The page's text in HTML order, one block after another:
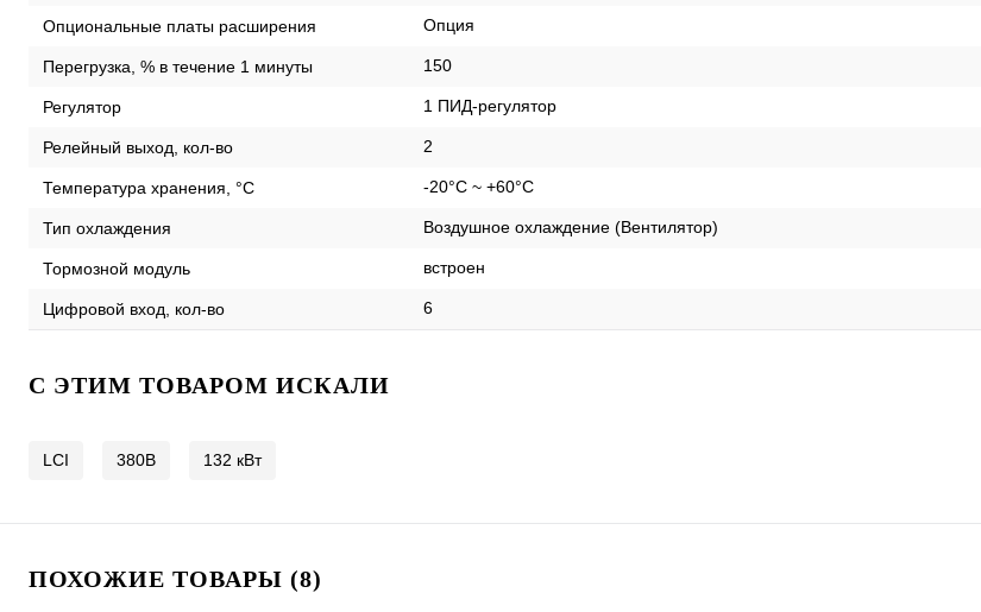
Опциональные платы расширения Опция
Перегрузка, % в течение 1 минуты 150
Регулятор 1 ПИД-регулятор
Релейный выход, кол-во 2
Температура хранения, °С -20°C ~ +60°C
Тип охлаждения Воздушное охлаждение (Вентилятор)
Тормозной модуль встроен
Цифровой вход, кол-во 6
C ЭТИМ ТОВАРОМ ИСКАЛИ
LCI 380В 132 кВт
ПОХОЖИЕ ТОВАРЫ (8)